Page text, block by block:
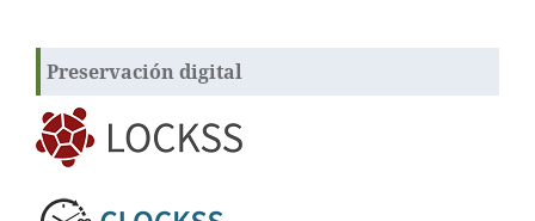
Preservación digital